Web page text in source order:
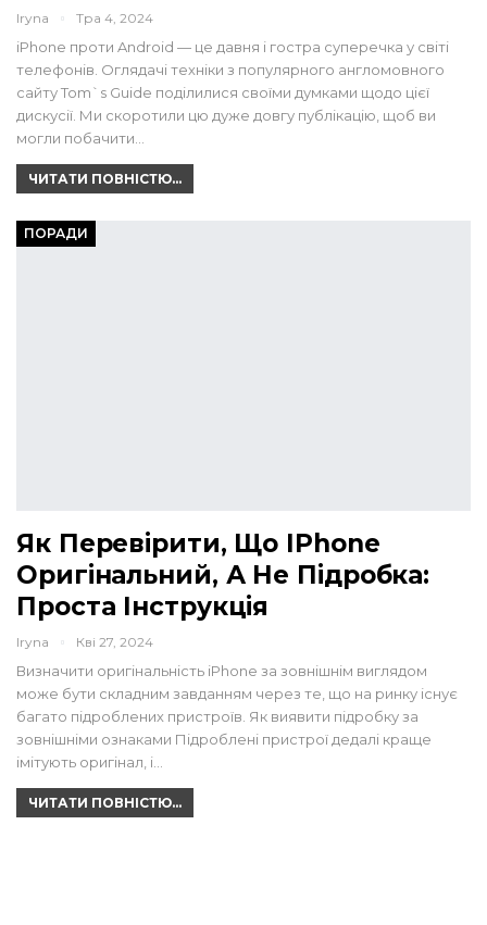
Iryna Тра 4, 2024
iPhоne проти Android — це давня і гостра суперечка у світі
телефонів. Оглядачі техніки з популярного англомовного
сайту Tom`s Guide поділилися своїми думками щодо цієї
дискусії. Ми скоротили цю дуже довгу публікацію, щоб ви
могли побачити…
ЧИТАТИ ПОВНІСТЮ...
ПОРАДИ
Як Перевірити, Що IPhone
Оригінальний, А Не Підробка:
Проста Інструкція
Iryna Кві 27, 2024
Визначити оригінальність iPhone за зовнішнім виглядом
може бути складним завданням через те, що на ринку існує
багато підроблених пристроїв. Як виявити підробку за
зовнішніми ознаками Підроблені пристрої дедалі краще
імітують оригінал, і…
ЧИТАТИ ПОВНІСТЮ...